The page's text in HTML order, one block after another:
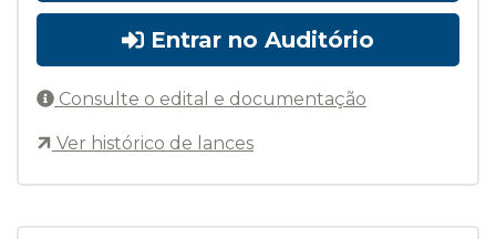
Entrar no Auditório
Consulte o edital e documentação
Ver histórico de lances